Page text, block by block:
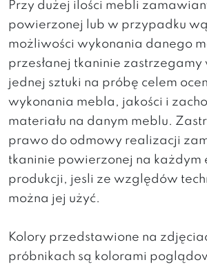
Przy dużej ilości mebli
powierzonej lub w przypadku
możliwości wykonania danego
przesłanej tkaninie zastrzegamy
jednej sztuki na próbę celem
wykonania mebla, jakości i
materiału na danym meblu.
prawo do odmowy realizacji
tkaninie powierzonej na każdym
produkcji, jesli ze względów
można jej użyć.
Kolory przedstawione na
próbnikach są kolorami